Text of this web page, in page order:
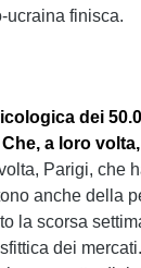
ucraina finisca.
dei
a loro
Parigi, che
anche della
la scorsa
dei